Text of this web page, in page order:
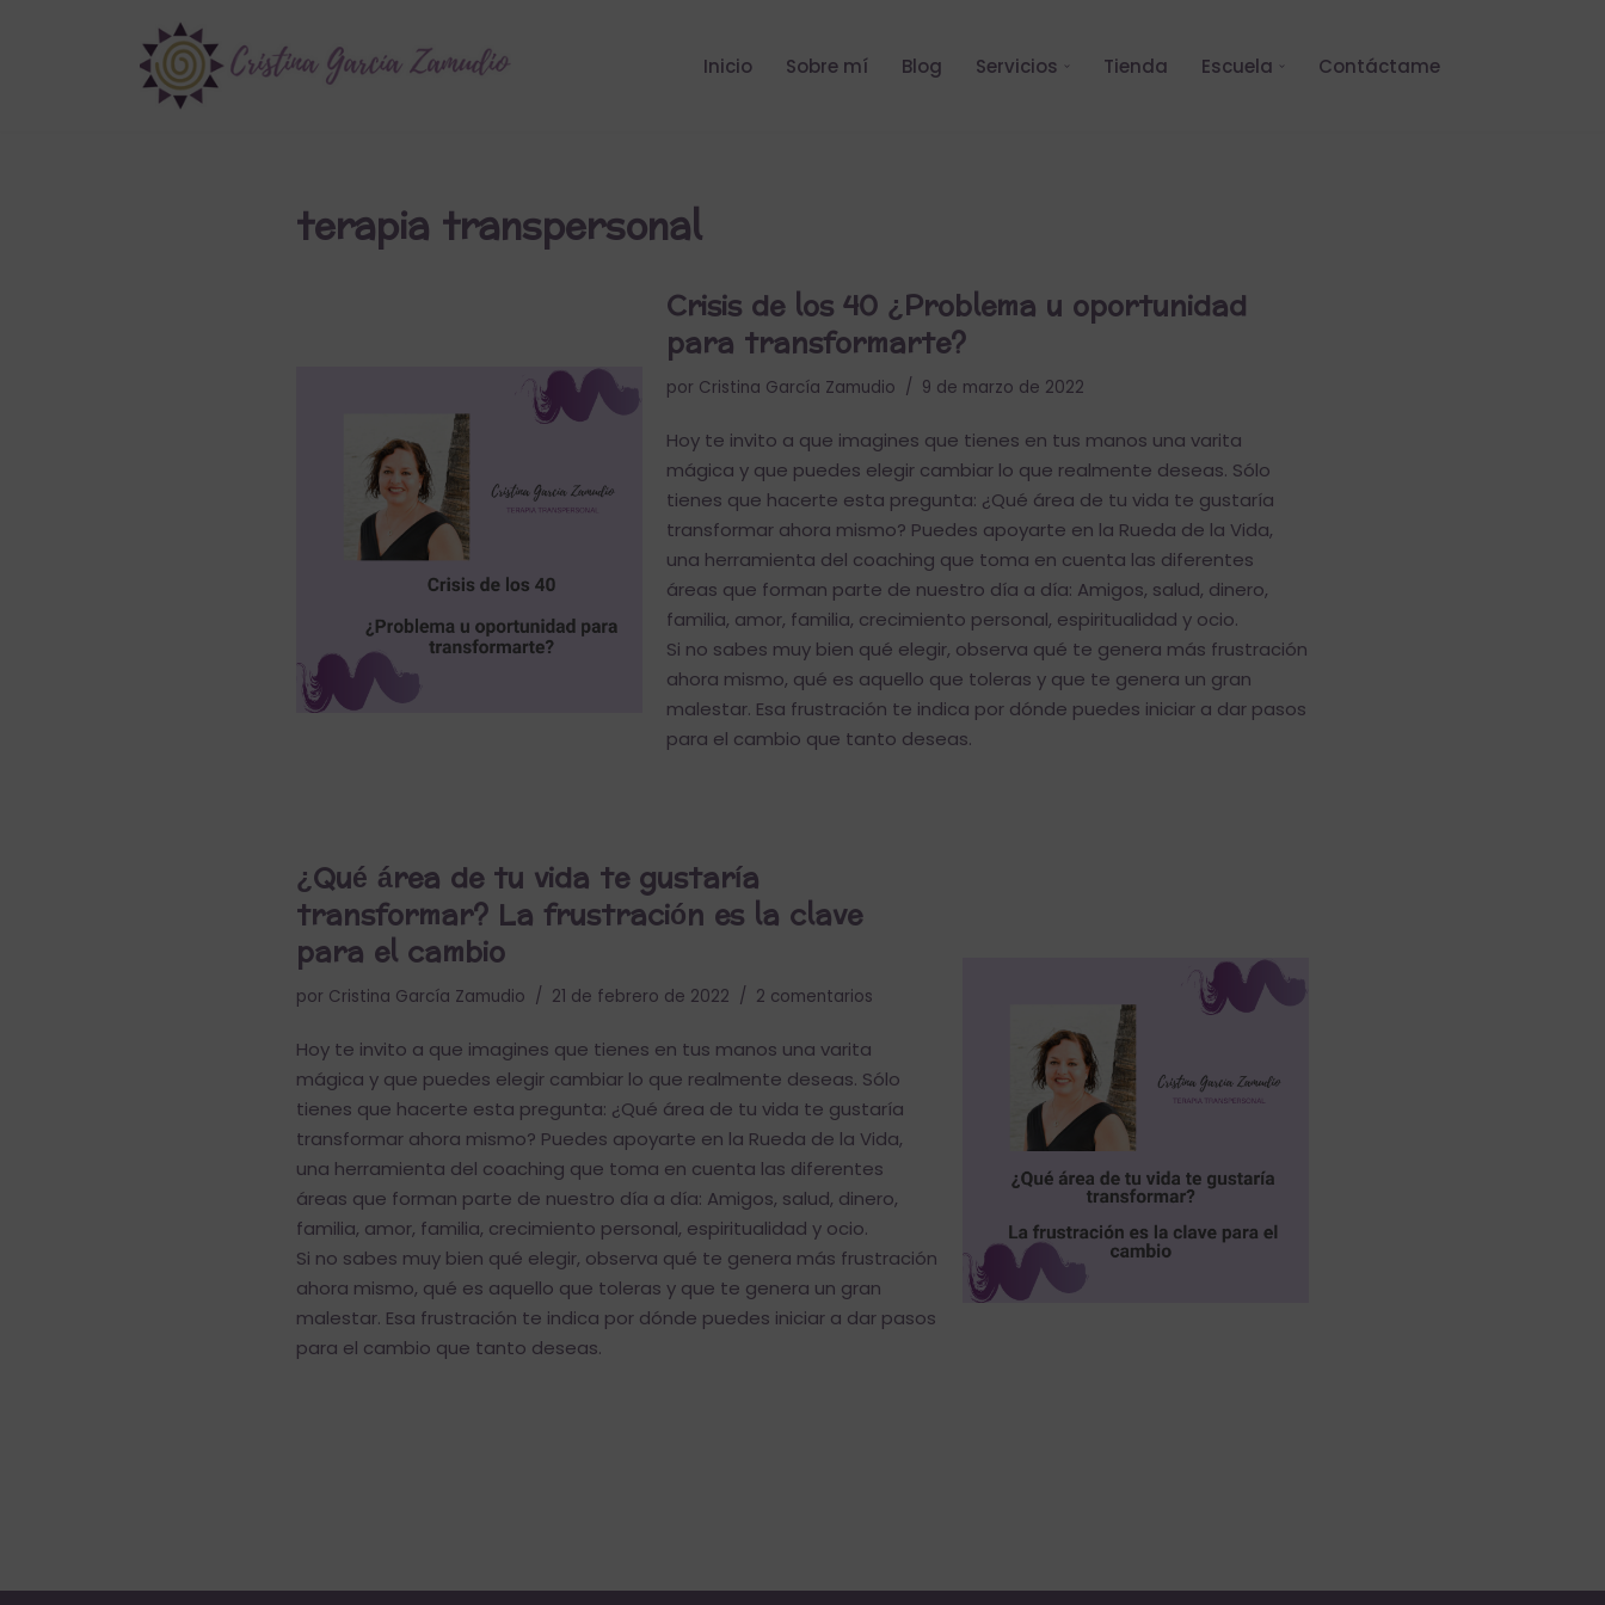
Inicio Sobre mí Blog Servicios Tienda Escuela Contáctame
terapia transpersonal
Crisis de los 40 ¿Problema u oportunidad
para transformarte?
por Cristina García Zamudio 9 de marzo de 2022
Hoy te invito a que imagines que tienes en tus manos una varita
mágica y que puedes elegir cambiar lo que realmente deseas. Sólo
tienes que hacerte esta pregunta: ¿Qué área de tu vida te gustaría
transformar ahora mismo? Puedes apoyarte en la Rueda de la Vida,
una herramienta del coaching que toma en cuenta las diferentes
áreas que forman parte de nuestro día a día: Amigos, salud, dinero,
familia, amor, familia, crecimiento personal, espiritualidad y ocio.
Si no sabes muy bien qué elegir, observa qué te genera más frustración
ahora mismo, qué es aquello que toleras y que te genera un gran
malestar. Esa frustración te indica por dónde puedes iniciar a dar pasos
para el cambio que tanto deseas.
¿Qué área de tu vida te gustaría
transformar? La frustración es la clave
para el cambio
por Cristina García Zamudio 21 de febrero de 2022 2 comentarios
Hoy te invito a que imagines que tienes en tus manos una varita
mágica y que puedes elegir cambiar lo que realmente deseas. Sólo
tienes que hacerte esta pregunta: ¿Qué área de tu vida te gustaría
transformar ahora mismo? Puedes apoyarte en la Rueda de la Vida,
una herramienta del coaching que toma en cuenta las diferentes
áreas que forman parte de nuestro día a día: Amigos, salud, dinero,
familia, amor, familia, crecimiento personal, espiritualidad y ocio.
Si no sabes muy bien qué elegir, observa qué te genera más frustración
ahora mismo, qué es aquello que toleras y que te genera un gran
malestar. Esa frustración te indica por dónde puedes iniciar a dar pasos
para el cambio que tanto deseas.